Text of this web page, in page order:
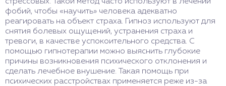
фобий, чтобы «научить» человека адекватно
реагировать на объект страха. Гипноз используют для
снятия болевых ощущений, устранения страха и
тревоги, в качестве успокоительного средства. С
помощью гипнотерапии можно выяснить глубокие
причины возникновения психического отклонения и
сделать лечебное внушение. Такая помощь при
психических расстройствах применяется реже из-за